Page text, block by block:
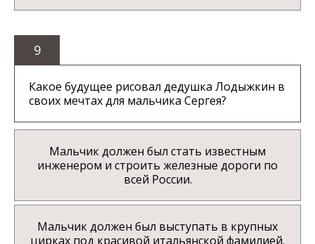
9
Какое будущее рисовал дедушка Лодыжкин в
своих мечтах для мальчика Сергея?
Мальчик должен был стать известным
инженером и строить железные дороги по
всей России.
Мальчик должен был выступать в крупных
цирках под красивой итальянской фамилией.